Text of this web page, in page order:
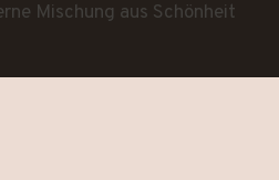
Mischung aus Schönheit